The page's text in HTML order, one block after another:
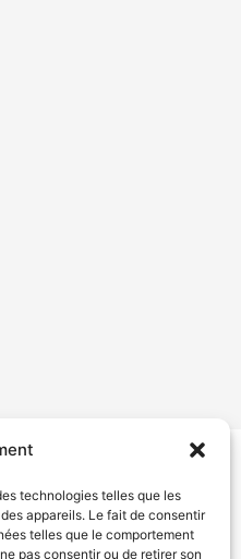
technologies telles que les
appareils. Le fait de consentir
telles que le comportement
pas consentir ou de retirer son